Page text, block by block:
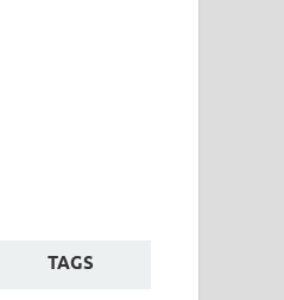
TAGS